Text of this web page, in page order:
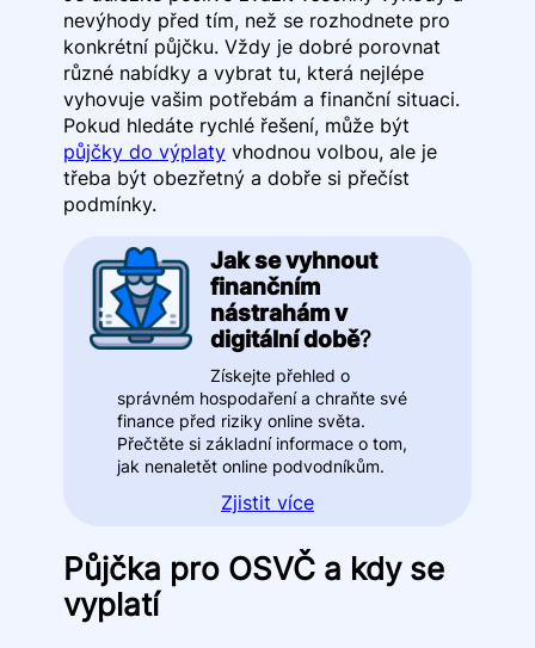
nevýhody před tím, než se rozhodnete pro
konkrétní půjčku. Vždy je dobré porovnat
různé nabídky a vybrat tu, která nejlépe
vyhovuje vašim potřebám a finanční situaci.
Pokud hledáte rychlé řešení, může být
půjčky do výplatyvhodnou volbou, ale je
třeba být obezřetný a dobře si přečíst
podmínky.
Jak se vyhnout
finančním
nástrahám v
digitální době?
Získejte přehled o
správném hospodaření a chraňte své
finance před riziky online světa.
Přečtěte si základní informace o tom,
jak nenaletět online podvodníkům.
Zjistit více
Půjčka pro OSVČ a kdy se
vyplatí